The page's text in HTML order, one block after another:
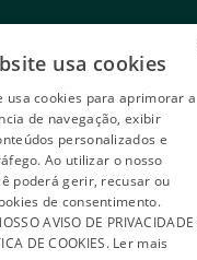
usa cookies
usa cookies para aprimorar a
de navegação, exibir
personalizados e
Ao utilizar o nosso
poderá gerir, recusar ou
de consentimento.
AVISO DE PRIVACIDADE
DE COOKIES. Ler mais